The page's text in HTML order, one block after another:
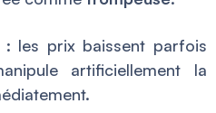
: les prix baissent parfois
artificiellement la